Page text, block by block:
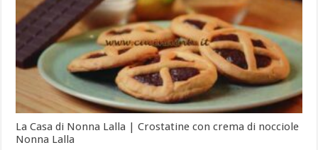
La Casa di Nonna Lalla | Crostatine con crema di nocciole
Nonna Lalla